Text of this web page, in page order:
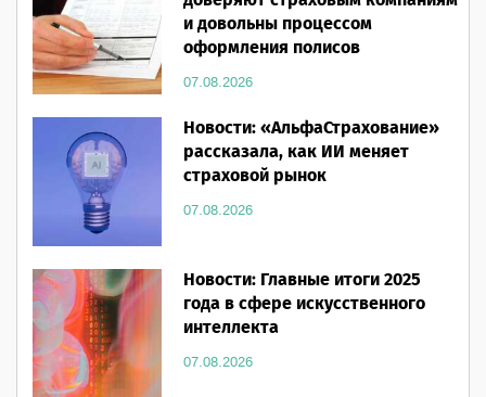
и довольны процессом
оформления полисов
07.08.2026
Новости: «АльфаСтрахование»
рассказала, как ИИ меняет
страховой рынок
07.08.2026
Новости: Главные итоги 2025
года в сфере искусственного
интеллекта
07.08.2026